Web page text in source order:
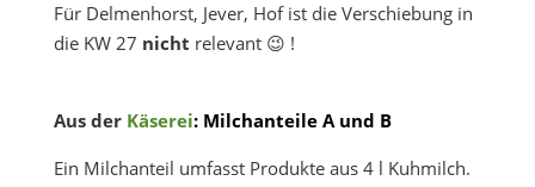
Für Delmenhorst, Jever, Hof ist die Verschiebung in
die KW 27 nicht relevant 😉 !
Aus der Käserei: Milchanteile A und B
Ein Milchanteil umfasst Produkte aus 4 l Kuhmilch.